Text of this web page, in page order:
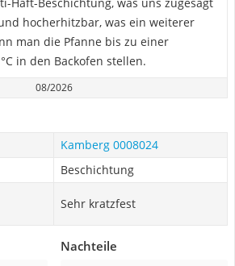
hocherhitzbar, was ein weiterer
man die Pfanne bis zu einer
in den Backofen stellen.
08/2026
Kamberg 0008024
Beschichtung
Sehr kratzfest
Nachteile